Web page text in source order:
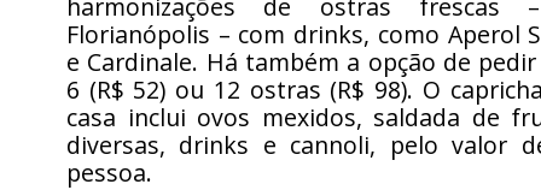
harmonizações de ostras frescas
Florianópolis – com drinks, como Aperol
e Cardinale. Há também a opção de
6 (R$ 52) ou 12 ostras (R$ 98). O
casa inclui ovos mexidos, saldada de
diversas, drinks e cannoli, pelo valor
pessoa.